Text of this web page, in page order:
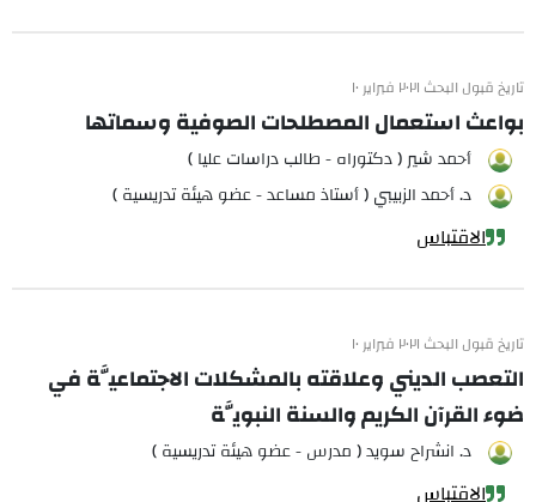
تاريخ قبول البحث ٢٠٢١ فبراير ١٠
بواعث استعمال المصطلحات الصوفية وسماتها
أحمد شير ( دكتوراه - طالب دراسات عليا )
د. أحمد الزبيبي ( أستاذ مساعد - عضو هيئة تدريسية )
الاقتباس
تاريخ قبول البحث ٢٠٢١ فبراير ١٠
التعصب الديني وعلاقته بالمشكلات الاجتماعيَّة في
ضوء القرآن الكريم والسنة النبويَّة
د. انشراح سويد ( مدرس - عضو هيئة تدريسية )
الاقتباس